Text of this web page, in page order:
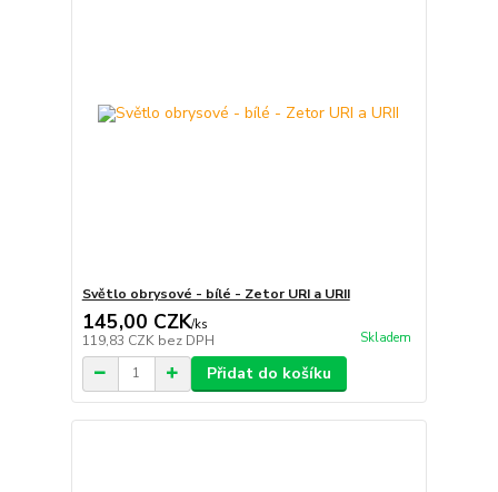
Světlo obrysové - bílé - Zetor URI a URII
145,00 CZK/ks
119,83 CZK bez DPH Skladem
Přidat do košíku